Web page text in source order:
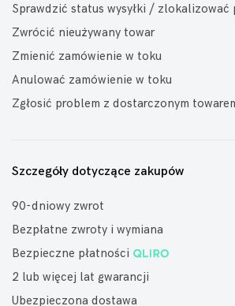
Sprawdzić status wysyłki / zlokalizować
Zwrócić nieużywany towar
Zmienić zamówienie w toku
Anulować zamówienie w toku
Zgłosić problem z dostarczonym
Szczegóły dotyczące zakupów
90-dniowy zwrot
Bezpłatne zwroty i wymiana
Bezpieczne płatności
2 lub więcej lat gwarancji
Ubezpieczona dostawa